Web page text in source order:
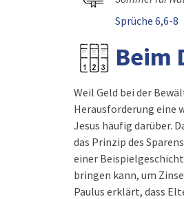
Sprüche 6,6-8
Beim
Weil Geld bei der
Herausforderung eine
Jesus häufig darüber.
das Prinzip des
einer
bringen kann, um
Paulus erklärt, dass